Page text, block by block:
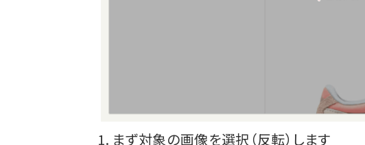
1. まず対象の画像を選択（反転）します